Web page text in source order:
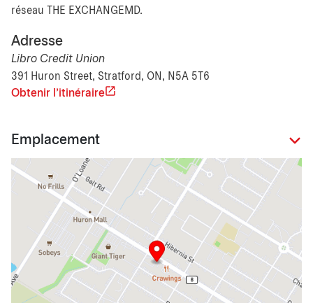
réseau THE EXCHANGEMD.
Adresse
Libro Credit Union
391 Huron Street, Stratford, ON, N5A 5T6
Obtenir l'itinéraire
Emplacement